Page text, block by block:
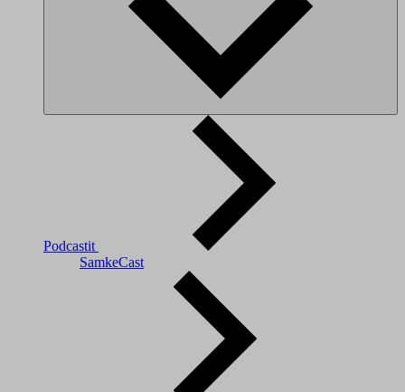
Podcastit
SamkeCast